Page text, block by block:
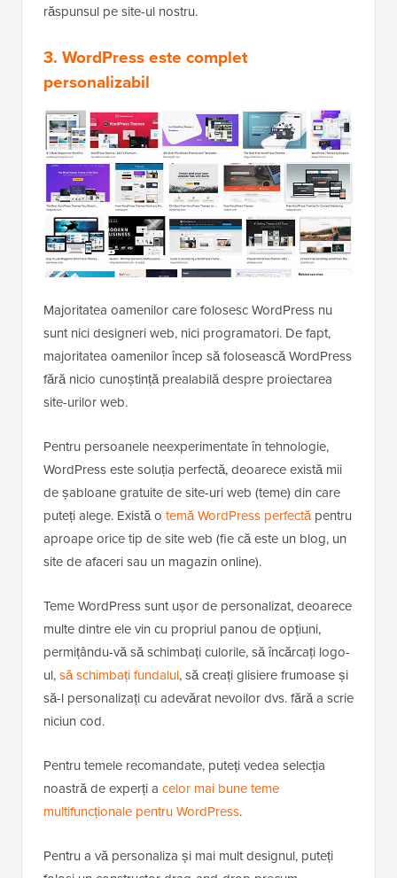
răspunsul pe site-ul nostru.
3. WordPress este complet
personalizabil
Majoritatea oamenilor care folosesc WordPress nu
sunt nici designeri web, nici programatori. De fapt,
majoritatea oamenilor încep să folosească WordPress
fără nicio cunoștință prealabilă despre proiectarea
site-urilor web.
Pentru persoanele neexperimentate în tehnologie,
WordPress este soluția perfectă, deoarece există mii
de șabloane gratuite de site-uri web (teme) din care
puteți alege. Există o temă WordPress perfectăpentru
aproape orice tip de site web (fie că este un blog, un
site de afaceri sau un magazin online).
Teme WordPress sunt ușor de personalizat, deoarece
multe dintre ele vin cu propriul panou de opțiuni,
permițându-vă să schimbați culorile, să încărcați logo-
ul,să schimbați fundalul, să creați glisiere frumoase și
să-l personalizați cu adevărat nevoilor dvs. fără a scrie
niciun cod.
Pentru temele recomandate, puteți vedea selecția
noastră de experți a celor mai bune teme
multifuncționale pentru WordPress.
Pentru a vă personaliza și mai mult designul, puteți